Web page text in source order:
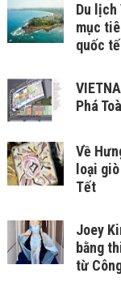
Du lịch
mục
quốc
Phá
Về
loại
Tết
Joey
bằng
từ